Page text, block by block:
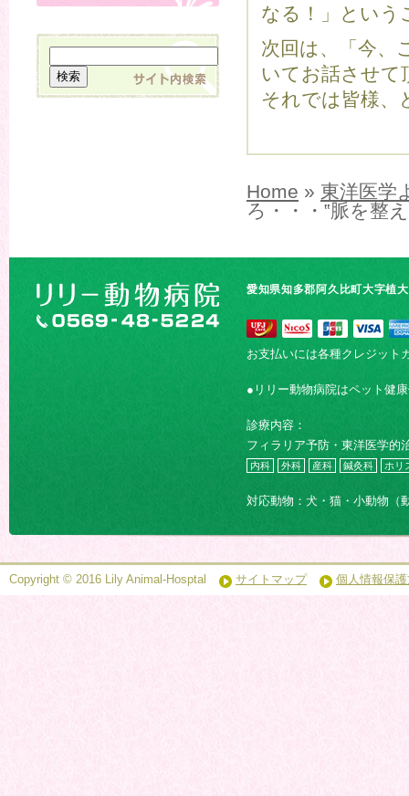
なる！」という
次回は、「今、
いてお話させて
それでは皆様、
Home » 東洋医学
ろ・・・‟脈を整
愛知県知多郡阿久比町大字植
お支払いには各種クレジット
●リリー動物病院はペット健
診療内容：
フィラリア予防・東洋医学的
内科 外科 産科 鍼灸科 ホリ
対応動物：犬・猫・小動物（
Copyright © 2016 Lily Animal-Hosptal サイトマップ 個人情報保